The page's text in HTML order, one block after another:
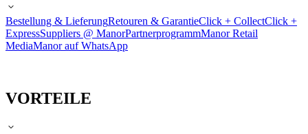
Bestellung & LieferungRetouren & GarantieClick + CollectClick +
ExpressSuppliers @ ManorPartnerprogrammManor Retail
MediaManor auf WhatsApp
VORTEILE